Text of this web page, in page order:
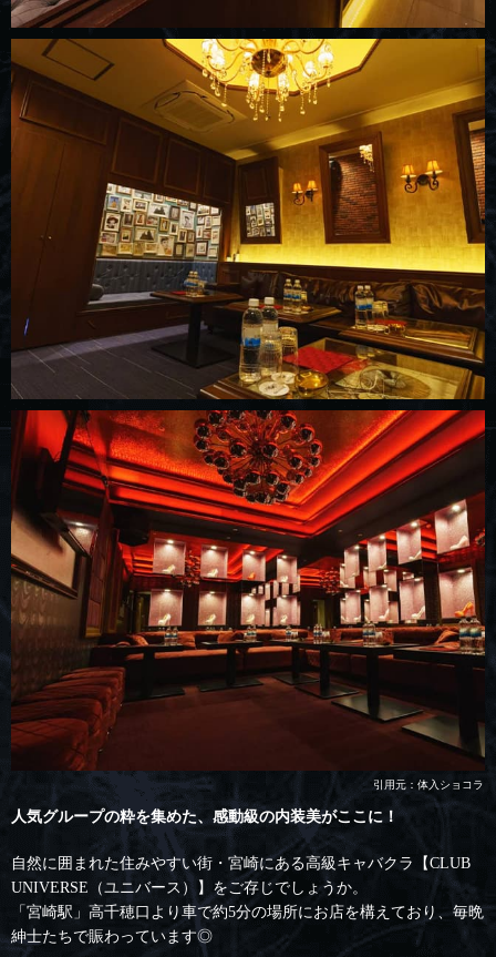
引用元：体入ショコラ
人気グループの粋を集めた、感動級の内装美がここに！
自然に囲まれた住みやすい街・宮崎にある高級キャバクラ【CLUB
UNIVERSE（ユニバース）】をご存じでしょうか。
「宮崎駅」高千穂口より車で約5分の場所にお店を構えており、毎晩
紳士たちで賑わっています◎